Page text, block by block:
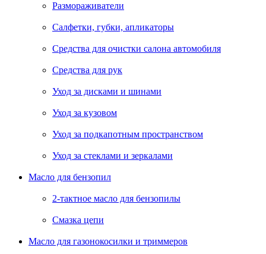
Размораживатели
Салфетки, губки, апликаторы
Средства для очистки салона автомобиля
Средства для рук
Уход за дисками и шинами
Уход за кузовом
Уход за подкапотным пространством
Уход за стеклами и зеркалами
Масло для бензопил
2-тактное масло для бензопилы
Cмазка цепи
Масло для газонокосилки и триммеров